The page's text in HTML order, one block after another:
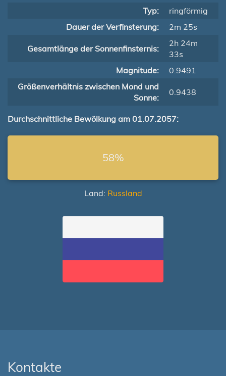
Typ:
ringförmig
Dauer der Verfinsterung:
2m 25s
Gesamtlänge der Sonnenfinsternis:
2h 24m
33s
Magnitude:
0.9491
Größenverhältnis zwischen Mond und
Sonne:
0.9438
Durchschnittliche Bewölkung am 01.07.2057:
58%
Land: Russland
Kontakte